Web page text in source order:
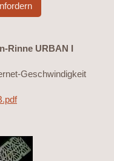
Rinne URBAN I
Geschwindigkeit